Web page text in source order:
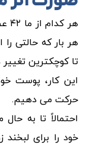
هر
هر بار که حالتی
تا کوچکترین
این کار، پوست
حرکت می دهیم.
احتمالاً تا به
خود را برای لبخند